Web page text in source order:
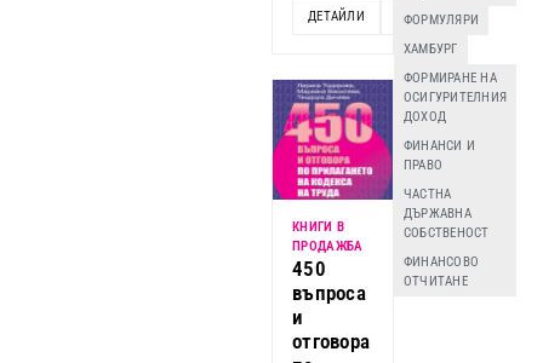
ДЕТАЙЛИ ДОБАВИ
КНИГИ В
ПРОДАЖБА
450
въпроса
и
отговора
ФОРМУЛЯРИ
ХАМБУРГ
ФОРМИРАНЕ НА
ОСИГУРИТЕЛНИЯ
ДОХОД
ФИНАНСИ И
ПРАВО
ЧАСТНА
ДЪРЖАВНА
СОБСТВЕНОСТ
ФИНАНСОВО
ОТЧИТАНЕ